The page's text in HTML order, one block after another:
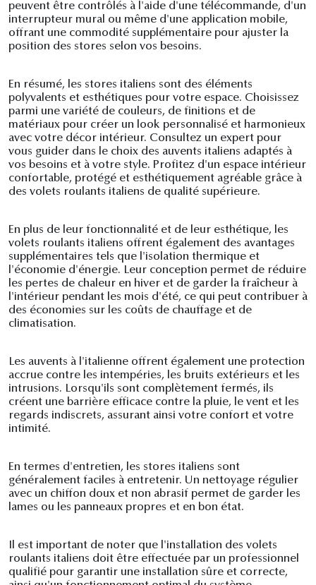
peuvent être contrôlés à l'aide d'une télécommande, d'un
interrupteur mural ou même d'une application mobile,
offrant une commodité supplémentaire pour ajuster la
position des stores selon vos besoins.
En résumé, les stores italiens sont des éléments
polyvalents et esthétiques pour votre espace. Choisissez
parmi une variété de couleurs, de finitions et de
matériaux pour créer un look personnalisé et harmonieux
avec votre décor intérieur. Consultez un expert pour
vous guider dans le choix des auvents italiens adaptés à
vos besoins et à votre style. Profitez d'un espace intérieur
confortable, protégé et esthétiquement agréable grâce à
des volets roulants italiens de qualité supérieure.
En plus de leur fonctionnalité et de leur esthétique, les
volets roulants italiens offrent également des avantages
supplémentaires tels que l'isolation thermique et
l'économie d'énergie. Leur conception permet de réduire
les pertes de chaleur en hiver et de garder la fraîcheur à
l'intérieur pendant les mois d'été, ce qui peut contribuer à
des économies sur les coûts de chauffage et de
climatisation.
Les auvents à l'italienne offrent également une protection
accrue contre les intempéries, les bruits extérieurs et les
intrusions. Lorsqu'ils sont complètement fermés, ils
créent une barrière efficace contre la pluie, le vent et les
regards indiscrets, assurant ainsi votre confort et votre
intimité.
En termes d'entretien, les stores italiens sont
généralement faciles à entretenir. Un nettoyage régulier
avec un chiffon doux et non abrasif permet de garder les
lames ou les panneaux propres et en bon état.
Il est important de noter que l'installation des volets
roulants italiens doit être effectuée par un professionnel
qualifié pour garantir une installation sûre et correcte,